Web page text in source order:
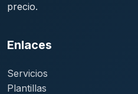
precio.
Enlaces
Servicios
Plantillas